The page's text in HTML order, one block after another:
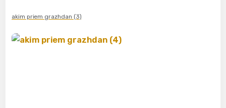
akim priem grazhdan (3)